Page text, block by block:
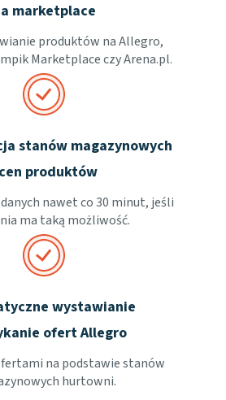
marketplace
produktów na Allegro,
Marketplace czy Arena.pl.
stanów magazynowych
produktów
nawet co 30 minut, jeśli
ma taką możliwość.
wystawianie
ofert Allegro
na podstawie stanów
hurtowni.